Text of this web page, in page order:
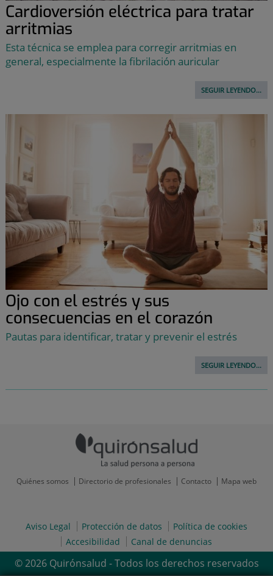
Cardioversión eléctrica para tratar
arritmias
Esta técnica se emplea para corregir arritmias en
general, especialmente la fibrilación auricular
SEGUIR LEYENDO...
Ojo con el estrés y sus
consecuencias en el corazón
Pautas para identificar, tratar y prevenir el estrés
SEGUIR LEYENDO...
Quiénes somos Directorio de profesionales Contacto Mapa web
Aviso Legal Protección de datos
Política de cookies
Accesibilidad
Canal de denuncias
© 2026 Quirónsalud - Todos los derechos reservados